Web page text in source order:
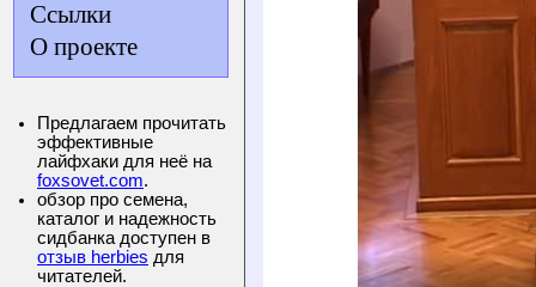
Ссылки
О проекте
Предлагаем прочитать
эффективные
лайфхаки для неё на
foxsovet.com.
обзор про семена,
каталог и надежность
сидбанка доступен в
отзыв herbies для
читателей.